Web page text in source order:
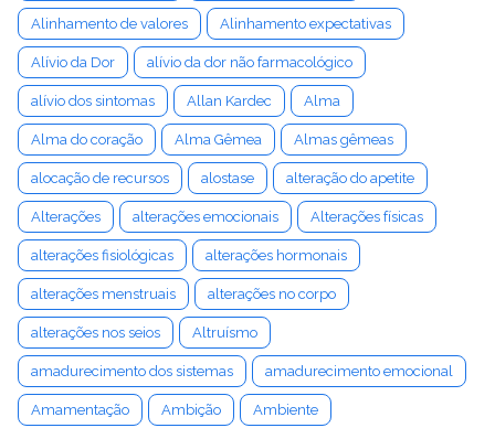
Alinhamento de valores Alinhamento expectativas
Alívio da Dor alívio da dor não farmacológico
alívio dos sintomas Allan Kardec Alma
Alma do coração Alma Gêmea Almas gêmeas
alocação de recursos alostase alteração do apetite
Alterações alterações emocionais Alterações físicas
alterações fisiológicas alterações hormonais
alterações menstruais alterações no corpo
alterações nos seios Altruísmo
amadurecimento dos sistemas amadurecimento emocional
Amamentação Ambição Ambiente